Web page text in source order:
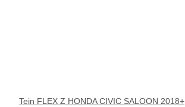
Tein FLEX Z HONDA CIVIC SALOON 2018+